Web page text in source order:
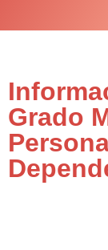
Grado